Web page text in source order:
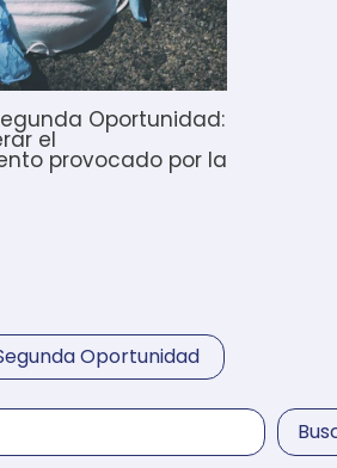
Oportunidad:
el
provocado por la
Oportunidad